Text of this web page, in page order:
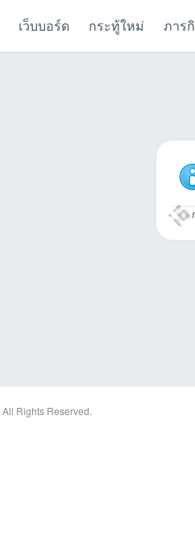
เว็บบอร์ด กระทู้ใหม่ ภาร
All Rights Reserved.